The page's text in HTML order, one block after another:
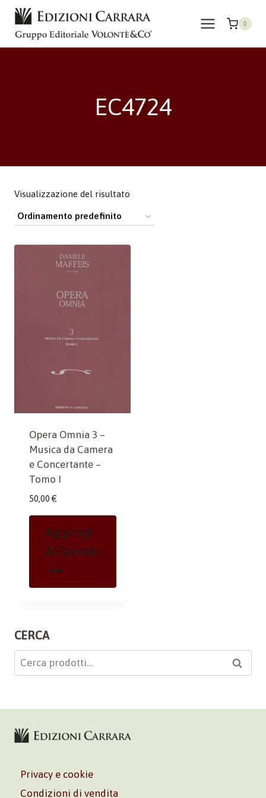
Salta
contenuto
0
EC4724
Visualizzazione del risultato
Opera Omnia 3 –
Musica da Camera
e Concertante –
Tomo I
50,00 €
Aggiungi
Al Carrello
CERCA
Cerca: Cerca
Privacy e cookie
Condizioni di vendita